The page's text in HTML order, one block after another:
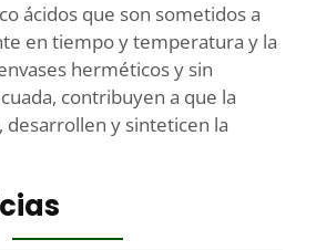
ácidos que son sometidos a
en tiempo y temperatura y la
herméticos y sin
contribuyen a que la
desarrollen y sinteticen la